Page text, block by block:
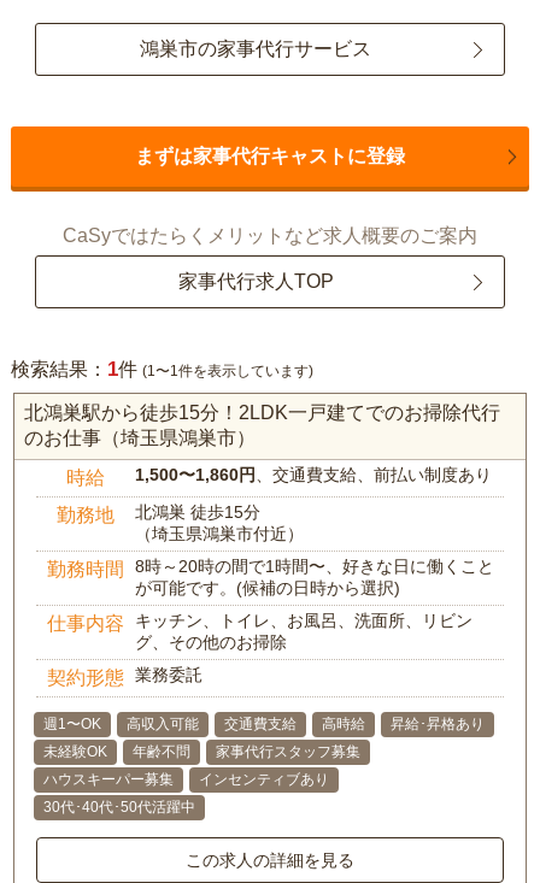
鴻巣市の家事代行サービス
まずは家事代行キャストに登録
CaSyではたらくメリットなど求人概要のご案内
家事代行求人TOP
検索結果： 1件 (1〜1件を表示しています)
北鴻巣駅から徒歩15分！2LDK一戸建てでのお掃除代行
のお仕事（埼玉県鴻巣市）
時給 1,500〜1,860円 、交通費支給、前払い制度あり
勤務地
北鴻巣 徒歩15分
（埼玉県鴻巣市付近）
勤務時間
8時～20時の間で1時間〜、好きな日に働くこと
が可能です。(候補の日時から選択)
仕事内容
キッチン、トイレ、お風呂、洗面所、リビン
グ、その他のお掃除
契約形態 業務委託
週1〜OK 高収入可能 交通費支給 高時給
昇給･昇格あり
未経験OK
年齢不問
家事代行スタッフ募集
ハウスキーパー募集
インセンティブあり
30代･40代･50代活躍中
この求人の詳細を見る